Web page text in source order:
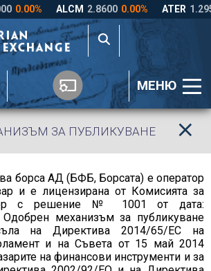
МЕНЮ
ЗА ПУБЛИКУВАНЕ
борса АД (БФБ, Борсата) е оператор
и е лицензирана от Комисията за
с решение № 1001 от дата:
Одобрен механизъм за публикуване
на Директива 2014/65/ЕС на
и на Съвета от 15 май 2014
на финансови инструменти и за